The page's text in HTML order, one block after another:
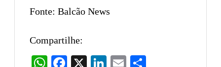
Fonte: Balcão News
Compartilhe:
WhatsAppFacebook LinkedIn
Email